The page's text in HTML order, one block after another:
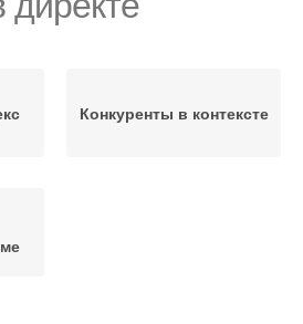
Конкуренты в контексте